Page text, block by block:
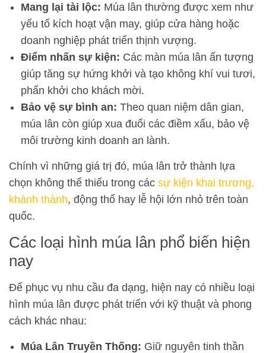
Mang lại tài lộc: Múa lân thường được xem như
yếu tố kích hoạt vận may, giúp cửa hàng hoặc
doanh nghiệp phát triển thịnh vượng.
Điểm nhấn sự kiện: Các màn múa lân ấn tượng
giúp tăng sự hứng khởi và tạo không khí vui tươi,
phấn khởi cho khách mời.
Bảo vệ sự bình an: Theo quan niệm dân gian,
múa lân còn giúp xua đuổi các điềm xấu, bảo vệ
môi trường kinh doanh an lành.
Chính vì những giá trị đó, múa lân trở thành lựa
chọn không thể thiếu trong các sự kiện khai trương,
khánh thành, động thổ hay lễ hội lớn nhỏ trên toàn
quốc.
Các loại hình múa lân phổ biến hiện
nay
Để phục vụ nhu cầu đa dạng, hiện nay có nhiều loại
hình múa lân được phát triển với kỹ thuật và phong
cách khác nhau:
Múa Lân Truyền Thống: Giữ nguyên tinh thần